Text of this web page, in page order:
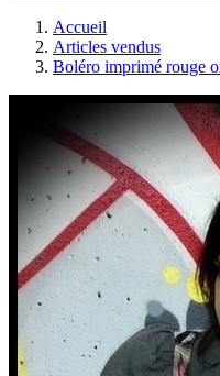
Accueil
Articles vendus
Boléro imprimé rouge